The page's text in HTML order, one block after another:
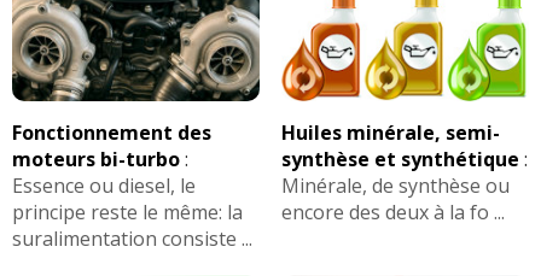
Fonctionnement des
moteurs bi-turbo:
Essence ou diesel, le
principe reste le même: la
suralimentation consiste ...
Huiles minérale, semi-
synthèse et synthétique :
Minérale, de synthèse ou
encore des deux à la fo ...